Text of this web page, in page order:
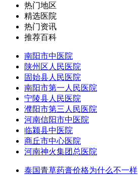
热门地区
精选医院
热门资讯
推荐百科
南阳市中医院
陕州区人民医院
固始县人民医院
南阳市第一人民医院
宁陵县人民医院
濮阳市第三人民医院
河南信阳市中医院
临颍县中医院
商丘市中心医院
河南神火集团总医院
泰国青草药膏价格为什么不一样